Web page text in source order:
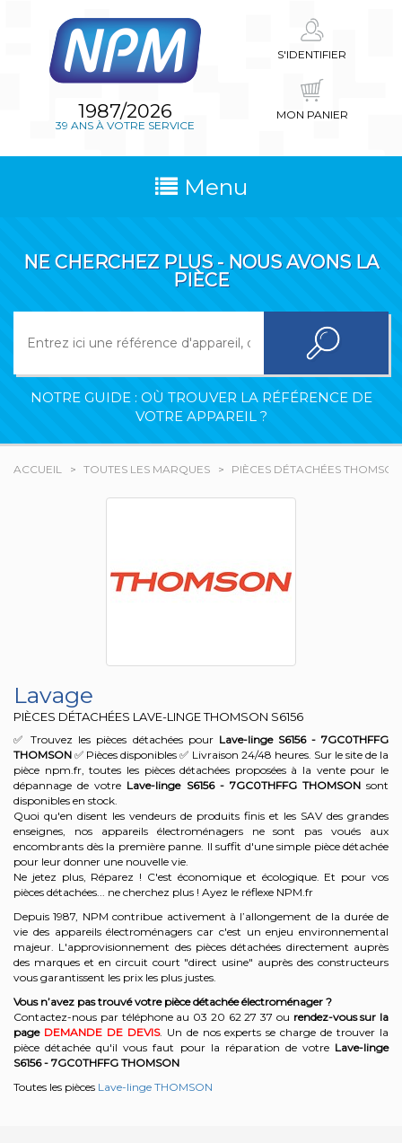
1987/2026
39 ANS À VOTRE SERVICE
S'IDENTIFIER
MON PANIER
Menu
NE CHERCHEZ PLUS - NOUS AVONS LA
PIÈCE
NOTRE GUIDE : OÙ TROUVER LA RÉFÉRENCE DE
VOTRE APPAREIL ?
ACCUEIL TOUTES LES MARQUES PIÈCES DÉTACHÉES THOMSON
Lavage
PIÈCES DÉTACHÉES LAVE-LINGE THOMSON S6156
✅ Trouvez les pièces détachées pour Lave-linge S6156 - 7GC0THFFG
THOMSON✅ Pièces disponibles ✅ Livraison 24/48 heures. Sur le site de la
pièce npm.fr, toutes les pièces détachées proposées à la vente pour le
dépannage de votre Lave-linge S6156 - 7GC0THFFG THOMSONsont
disponibles en stock.
Quoi qu'en disent les vendeurs de produits finis et les SAV des grandes
enseignes, nos appareils électroménagers ne sont pas voués aux
encombrants dès la première panne. Il suffit d'une simple pièce détachée
pour leur donner une nouvelle vie.
Ne jetez plus, Réparez ! C'est économique et écologique. Et pour vos
pièces détachées... ne cherchez plus ! Ayez le réflexe NPM.fr
Depuis 1987, NPM contribue activement à l’allongement de la durée de
vie des appareils électroménagers car c'est un enjeu environnemental
majeur. L'approvisionnement des pièces détachées directement auprès
des marques et en circuit court "direct usine" auprès des constructeurs
vous garantissent les prix les plus justes.
Vous n’avez pas trouvé votre pièce détachée électroménager ?
Contactez-nous par téléphone au 03 20 62 27 37 ou rendez-vous sur la
page DEMANDE DE DEVIS. Un de nos experts se charge de trouver la
pièce détachée qu'il vous faut pour la réparation de votre Lave-linge
S6156 - 7GC0THFFG THOMSON
Toutes les pièces Lave-linge THOMSON